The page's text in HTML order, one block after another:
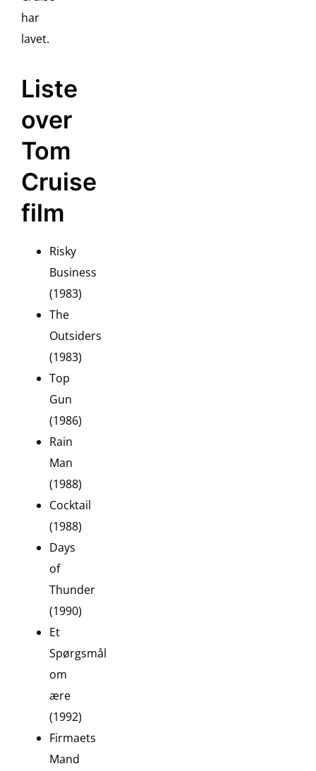
har
lavet.
Liste
over
Tom
Cruise
film
Risky
Business
(1983)
The
Outsiders
(1983)
Top
Gun
(1986)
Rain
Man
(1988)
Cocktail
(1988)
Days
of
Thunder
(1990)
Et
Spørgsmål
om
ære
(1992)
Firmaets
Mand